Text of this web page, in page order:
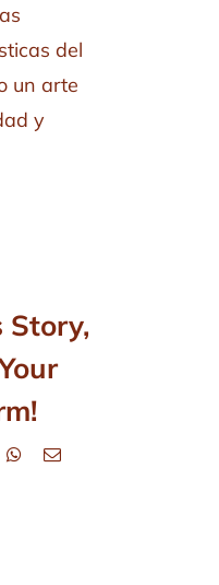
del
un arte
y
Story,
WhatsApp
Email